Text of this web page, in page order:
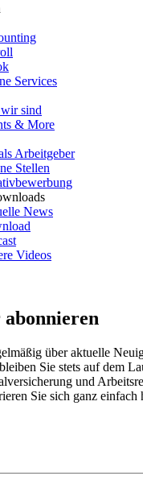
Services
sind
& More
Arbeitgeber
Stellen
News
Videos
über aktuelle
Sie stets auf dem
und
Sie sich ganz einfach